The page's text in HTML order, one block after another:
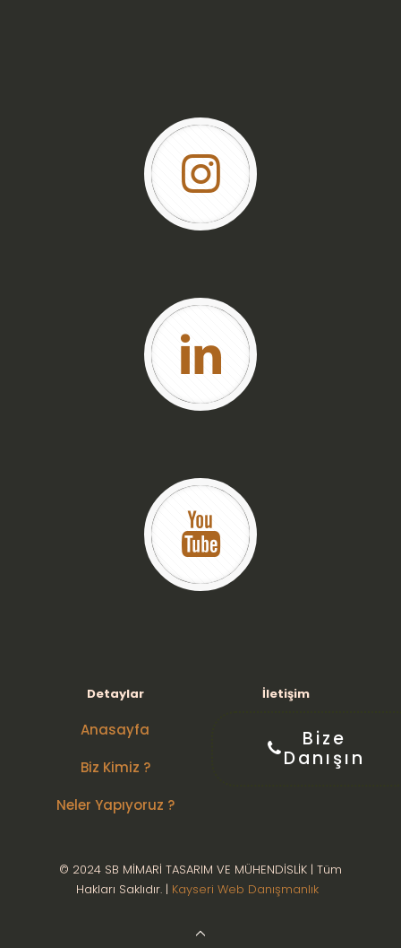
Detaylar
Anasayfa
Biz Kimiz ?
Neler Yapıyoruz ?
İletişim
Bize
Danışın
© 2024 SB MİMARİ TASARIM VE MÜHENDİSLİK | Tüm
Hakları Saklıdır. | Kayseri Web Danışmanlık